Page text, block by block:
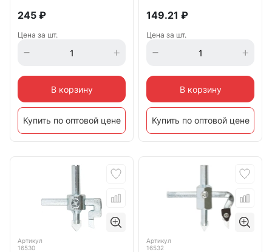
245 ₽
Цена за шт.
В корзину
Купить по оптовой цене
149.21 ₽
Цена за шт.
В корзину
Купить по оптовой цене
Артикул
16530
Артикул
16532